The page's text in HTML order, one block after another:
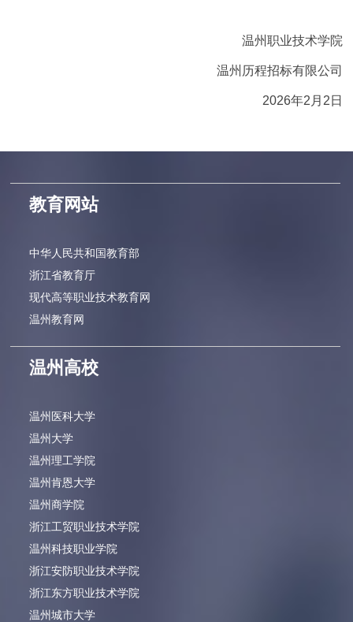
温州职业技术学院
温州历程招标有限公司
2026年2月2日
教育网站
中华人民共和国教育部
浙江省教育厅
现代高等职业技术教育网
温州教育网
温州高校
温州医科大学
温州大学
温州理工学院
温州肯恩大学
温州商学院
浙江工贸职业技术学院
温州科技职业学院
浙江安防职业技术学院
浙江东方职业技术学院
温州城市大学